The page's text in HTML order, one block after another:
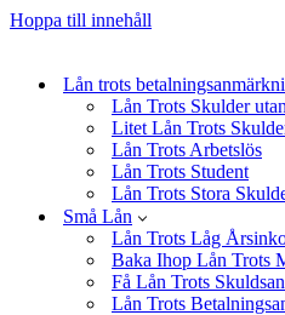
Hoppa till innehåll
Lån trots
Lån Trots Skulder
Litet Lån Trots
Lån Trots Arbetslös
Lån Trots Student
Lån Trots Stora
Små Lån
Lån Trots Låg
Baka Ihop Lån Trots
Få Lån Trots
Lån Trots